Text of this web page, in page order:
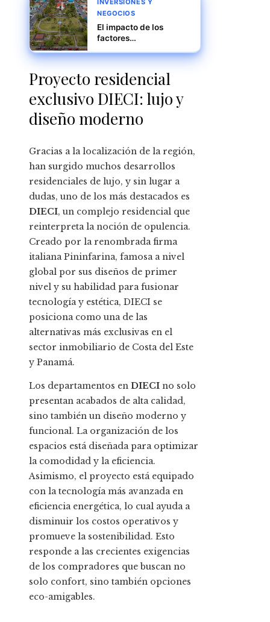
INVERSIONES Y
NEGOCIOS
El impacto de los
factores
atracción de inversión
tecnológica en Costa
Rica
Proyecto residencial
exclusivo DIECI: lujo y
diseño moderno
Gracias a la localización de la región,
han surgido muchos desarrollos
residenciales de lujo, y sin lugar a
dudas, uno de los más destacados es
DIECI, un complejo residencial que
reinterpreta la noción de opulencia.
Creado por la renombrada firma
italiana Pininfarina, famosa a nivel
global por sus diseños de primer
nivel y su habilidad para fusionar
tecnología y estética, DIECI se
posiciona como una de las
alternativas más exclusivas en el
sector inmobiliario de Costa del Este
y Panamá.
Los departamentos en DIECI no solo
presentan acabados de alta calidad,
sino también un diseño moderno y
funcional. La organización de los
espacios está diseñada para optimizar
la comodidad y la eficiencia.
Asimismo, el proyecto está equipado
con la tecnología más avanzada en
eficiencia energética, lo cual ayuda a
disminuir los costos operativos y
promueve la sostenibilidad. Esto
responde a las crecientes exigencias
de los compradores que buscan no
solo confort, sino también opciones
eco-amigables.